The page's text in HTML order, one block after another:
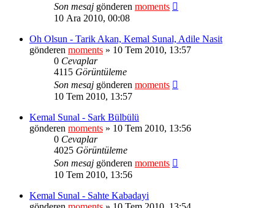
Son mesaj gönderen moments
10 Ara 2010, 00:08
Oh Olsun - Tarik Akan, Kemal Sunal, Adile Nasit
gönderen moments » 10 Tem 2010, 13:57
0 Cevaplar
4115 Görüntüleme
Son mesaj gönderen moments
10 Tem 2010, 13:57
Kemal Sunal - Sark Bülbülü
gönderen moments » 10 Tem 2010, 13:56
0 Cevaplar
4025 Görüntüleme
Son mesaj gönderen moments
10 Tem 2010, 13:56
Kemal Sunal - Sahte Kabadayi